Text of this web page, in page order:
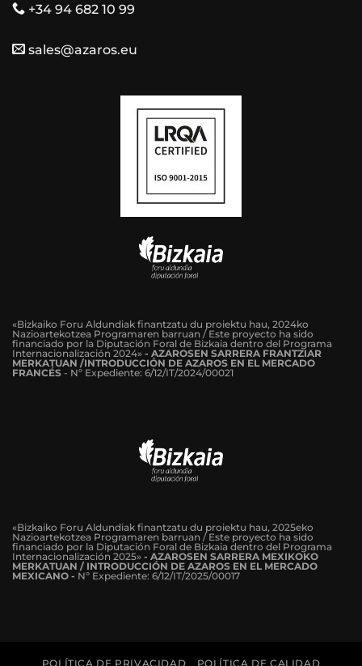
+34 94 682 10 99
sales@azaros.eu
«Bizkaiko Foru Aldundiak finantzatu du proiektu hau, 2024ko
Nazioartekotzea Programaren barruan / Este proyecto ha sido
financiado por la Diputación Foral de Bizkaia dentro del Programa
Internacionalización 2024» - AZAROSEN SARRERA FRANTZIAR
MERKATUAN /INTRODUCCIÓN DE AZAROS EN EL MERCADO
FRANCÉS - Nº Expediente: 6/12/IT/2024/00021
«Bizkaiko Foru Aldundiak finantzatu du proiektu hau, 2025eko
Nazioartekotzea Programaren barruan / Este proyecto ha sido
financiado por la Diputación Foral de Bizkaia dentro del Programa
Internacionalización 2025» - AZAROSEN SARRERA MEXIKOKO
MERKATUAN / INTRODUCCIÓN DE AZAROS EN EL MERCADO
MEXICANO - Nº Expediente: 6/12/IT/2025/00017
POLÍTICA DE PRIVACIDAD POLÍTICA DE CALIDAD